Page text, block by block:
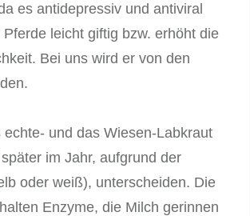
es antidepressiv und antiviral
leicht giftig bzw. erhöht die
Bei uns wird er von den
echte- und das Wiesen-Labkraut
im Jahr, aufgrund der
oder weiß), unterscheiden. Die
Enzyme, die Milch gerinnen